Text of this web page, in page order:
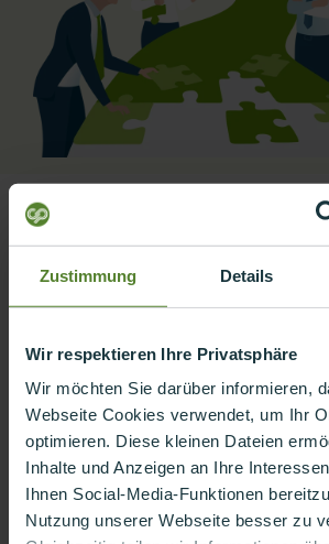
Zustimmung Details
Wir respektieren Ihre Privatsphäre
Wir möchten Sie darüber informieren,
Webseite Cookies verwendet, um Ihr
optimieren. Diese kleinen Dateien
Inhalte und Anzeigen an Ihre
Ihnen Social-Media-Funktionen
Nutzung unserer Webseite besser zu
Client
Schaeffler AG, One of the biggest German
Use Case:
Knowledge transfer for agile methods:
Scrum Introduction Trainings
Product Owner Deep Dives
Scrum Master Deep Dives
KANBAN Trainings